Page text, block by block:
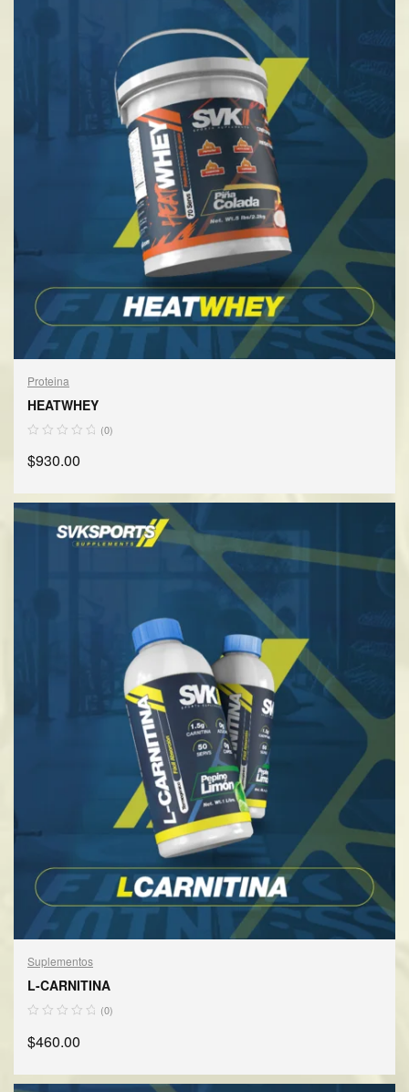
Proteina
HEATWHEY
(0)
$930.00
SELECCIONAR OPCIONES
Suplementos
L-CARNITINA
(0)
$460.00